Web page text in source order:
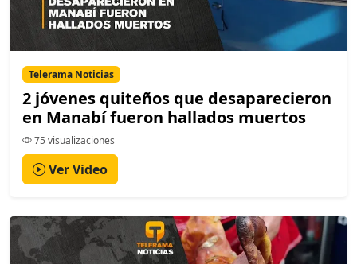
Telerama Noticias
2 jóvenes quiteños que desaparecieron
en Manabí fueron hallados muertos
75 visualizaciones
Ver Video